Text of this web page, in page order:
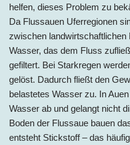
helfen, dieses Problem zu
Da Flussauen Uferregionen
zwischen landwirtschaftlichen
Wasser, das dem Fluss
gefiltert. Bei Starkregen
gelöst. Dadurch fließt den
belastetes Wasser zu. In
Wasser ab und gelangt nicht
Boden der Flussaue bauen
entsteht Stickstoff – das